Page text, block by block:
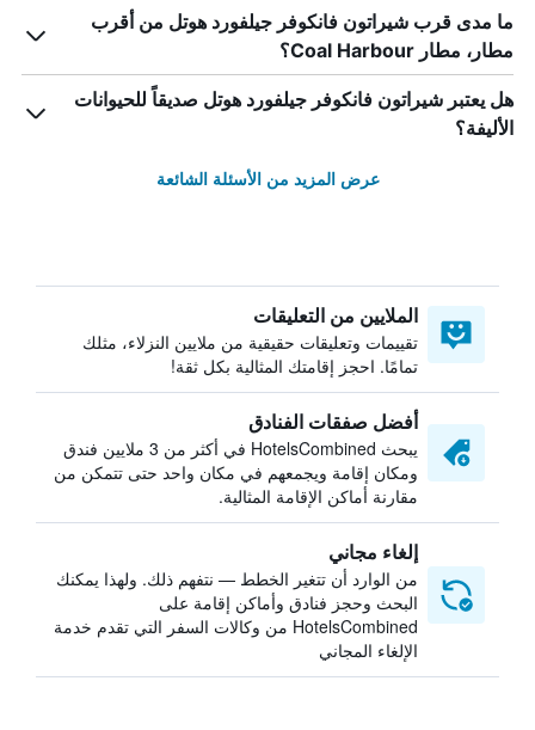
ما مدى قرب شيراتون فانكوفر جيلفورد هوتل من أقرب
مطار، مطار Coal Harbour؟
هل يعتبر شيراتون فانكوفر جيلفورد هوتل صديقاً للحيوانات
الأليفة؟
عرض المزيد من الأسئلة الشائعة
الملايين من التعليقات
تقييمات وتعليقات حقيقية من ملايين النزلاء، مثلك
تمامًا. احجز إقامتك المثالية بكل ثقة!
أفضل صفقات الفنادق
يبحث HotelsCombined في أكثر من 3 ملايين فندق
ومكان إقامة ويجمعهم في مكان واحد حتى تتمكن من
مقارنة أماكن الإقامة المثالية.
إلغاء مجاني
من الوارد أن تتغير الخطط — نتفهم ذلك. ولهذا يمكنك
البحث وحجز فنادق وأماكن إقامة على
HotelsCombined من وكالات السفر التي تقدم خدمة
الإلغاء المجاني